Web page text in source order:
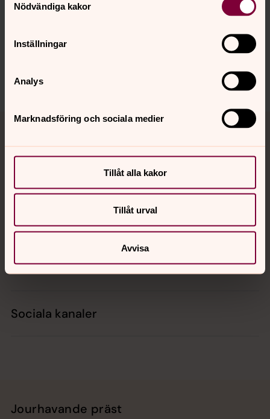
Nödvändiga kakor
Inställningar
Analys
Marknadsföring och sociala medier
Tillåt alla kakor
Tillåt urval
Avvisa
innehåll?
Dela
Tillbaka till toppen
Tillbaka till innehållet
Kalender
Hitta snabbt
Sociala kanaler
Jourhavande präst